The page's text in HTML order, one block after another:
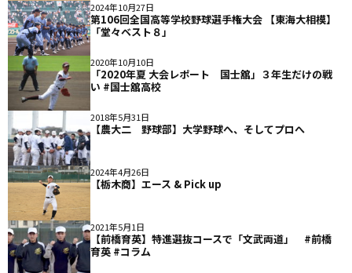
2024年10月27日
第106回全国高等学校野球選手権大会 【東海大相模】
「堂々ベスト８」
2020年10月10日
「2020年夏 大会レポート 国士舘」３年生だけの戦
い #国士舘高校
2018年5月31日
【農大二 野球部】大学野球へ、そしてプロへ
2024年4月26日
【栃木商】エース & Pick up
2021年5月1日
【前橋育英】特進選抜コースで「文武両道」 #前橋
育英 #コラム